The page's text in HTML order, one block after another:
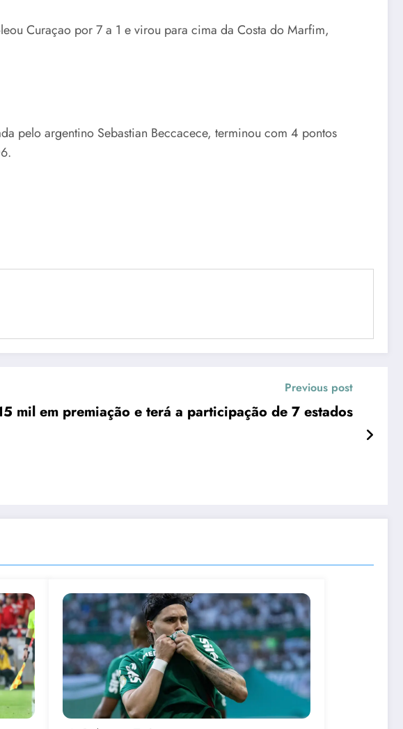
Curaçao por 7 a 1 e virou para cima da Costa do Marfim,
pelo argentino Sebastian Beccacece, terminou com 4 pontos
Previous post
mil em premiação e terá a participação de 7 estados